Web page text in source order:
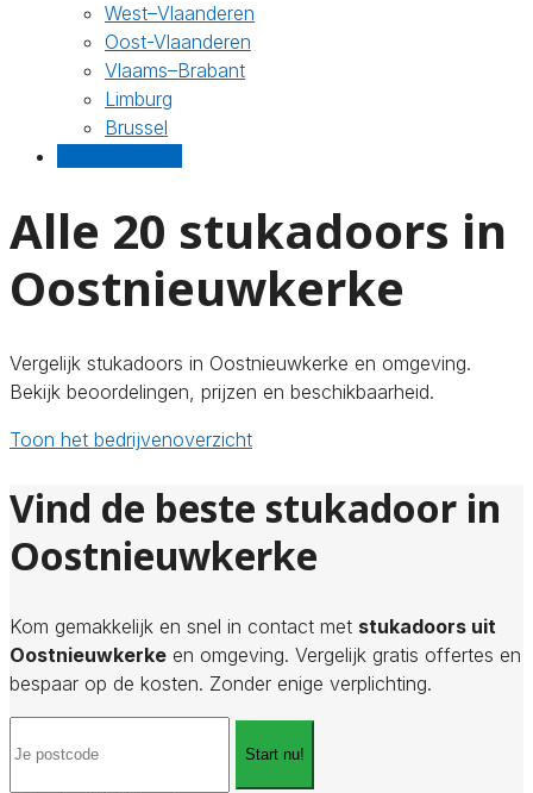
West–Vlaanderen
Oost-Vlaanderen
Vlaams–Brabant
Limburg
Brussel
Alle 20 stukadoors in
Oostnieuwkerke
Vergelijk stukadoors in Oostnieuwkerke en omgeving.
Bekijk beoordelingen, prijzen en beschikbaarheid.
Toon het bedrijvenoverzicht
Vind de beste stukadoor in
Oostnieuwkerke
Kom gemakkelijk en snel in contact met stukadoors uit
Oostnieuwkerke en omgeving. Vergelijk gratis offertes en
bespaar op de kosten. Zonder enige verplichting.
Start nu!